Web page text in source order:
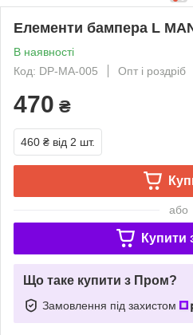
Елементи бампера L
В наявності
Код: DP-MA-005
Опт і роздріб
470 ₴
460 ₴ від 2 шт.
або
Купити
Що таке купити з Пром?
Замовлення під захистом